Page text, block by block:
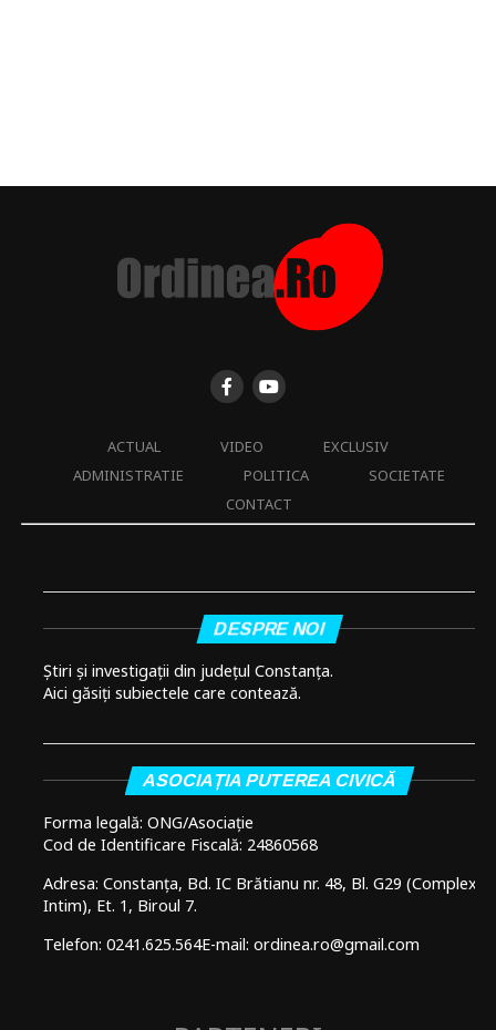
ACTUAL VIDEO
EXCLUSIV
ADMINISTRATIE
POLITICA
SOCIETATE
CONTACT
DESPRE NOI
Știri și investigații din județul Constanța.
Aici găsiți subiectele care contează.
ASOCIAȚIA PUTEREA CIVICĂ
Forma legală: ONG/Asociație
Cod de Identificare Fiscală: 24860568
Adresa: Constanța, Bd. IC Brătianu nr. 48, Bl. G29 (Complex
Intim), Et. 1, Biroul 7.
Telefon: 0241.625.564E-mail: ordinea.ro@gmail.com